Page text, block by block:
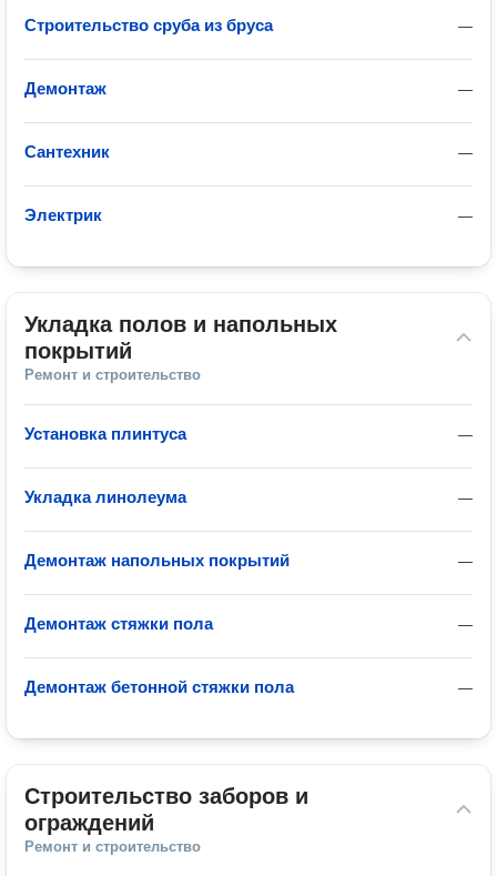
—
Строительство сруба из бруса
—
Демонтаж
—
Сантехник
—
Электрик
Укладка полов и напольных
покрытий
Ремонт и строительство
—
Установка плинтуса
—
Укладка линолеума
—
Демонтаж напольных покрытий
—
Демонтаж стяжки пола
—
Демонтаж бетонной стяжки пола
Строительство заборов и
ограждений
Ремонт и строительство